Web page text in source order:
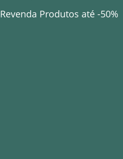
Revenda Produtos até -50%